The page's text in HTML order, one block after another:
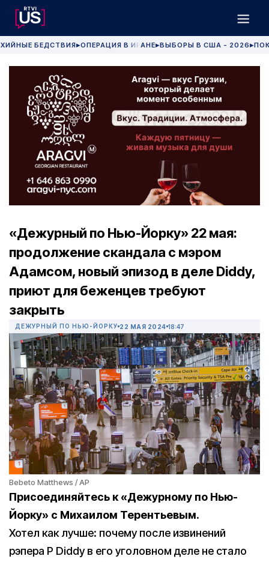
БЕДСТВИЯ▶ОПЕРАЦИЯ В ИРАНЕ▶ВЫБОРЫ В США - 2026 ▶
«Дежурный по Нью-Йорку» 22 мая:
продолжение скандала с мэром
Адамсом, новый эпизод в деле Diddy,
приют для беженцев требуют
закрыть
ДЕЖУРНЫЙ ПО НЬЮ-ЙОРКУ 22 МАЯ 2024 18:47
Bebeto Matthews / AP
Присоединяйтесь к «Дежурному по Нью-
Йорку» с Михаилом Терентьевым.
Хотел как лучше: почему после извинений
рэпера P Diddy в его уголовном деле не стало